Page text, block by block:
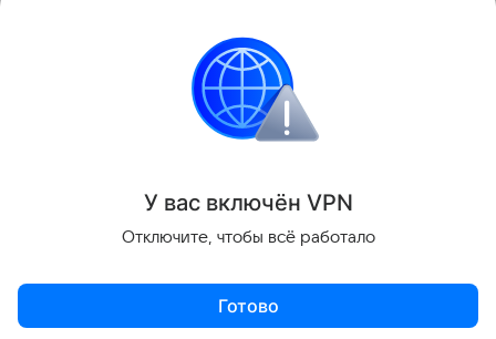
Кто и когда снял этот ролик, где живут папа и
дочка, и как их зовут, неизвестно.
Поделиться
У вас включён VPN
Отключите, чтобы всё работало
Готово